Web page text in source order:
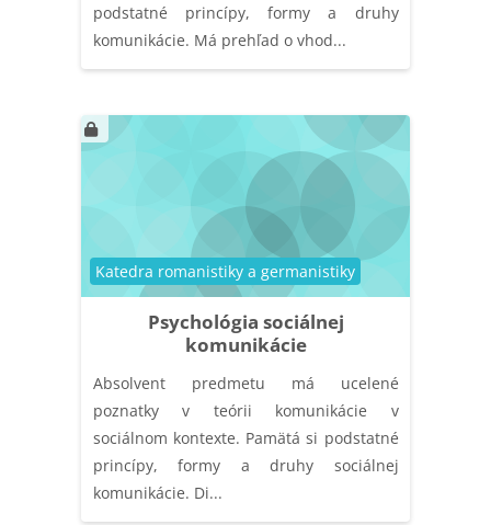
podstatné princípy, formy a druhy
komunikácie. Má prehľad o vhod...
Psychológia sociálnej
komunikácie
Kategória kurzu
Katedra romanistiky a germanistiky
Absolvent predmetu má ucelené
poznatky v teórii komunikácie v
sociálnom kontexte. Pamätá si podstatné
princípy, formy a druhy sociálnej
komunikácie. Di...